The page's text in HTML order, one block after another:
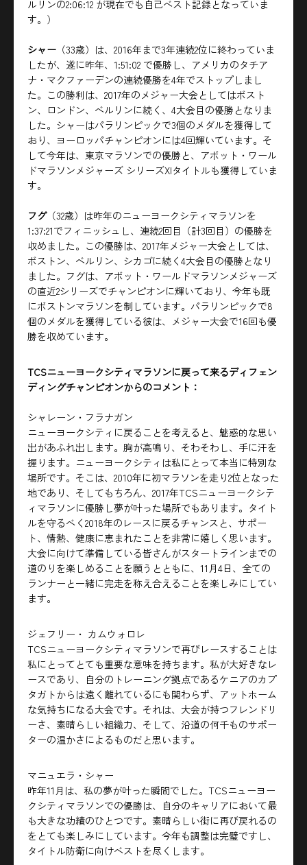
ルリンの2:06:12 が現在でも自己ベスト記録となっていま
す。）
シャー （33歳）は、2016年まで3年連続2位に終わっていま
したが、遂に昨年、1:51:02 で優勝し、アメリカのタチア
ナ・マクファーデンの連続優勝を4年でストップしまし
た。この勝利は、2017年のメジャー大会としてはボスト
ン、ロンドン、ベルリンに続く、4大会目の優勝となりま
した。シャーはパラリンピックで3個のメダルを獲得して
おり、ヨーロッパチャンピオンには4回輝いています。そ
して今年は、東京マラソンでの優勝と、アボット・ワール
ドマラソンメジャーズ シリーズXIタイトルも獲得していま
す。
フグ（32歳）は昨年のニューヨークシティマラソンを
1:37:21でフィニッシュし、連続2回目（計3回目）の優勝を
収めました。この優勝は、2017年メジャー大会としては、
ボストン、ベルリン、シカゴに続く4大会目の優勝となり
ました。フグは、アボット・ワールドマラソンメジャーズ
の直近2シリーズでチャンピオンに輝いており、今年も既
にボストンマラソンを制しています。パラリンピックで8
個のメダルを獲得している彼は、メジャー大会で16回も優
勝を収めています。
TCSニューヨークシティマラソンに戻って来るディフェン
ディングチャンピオンからのコメント：
シャレーン・フラナガン
ニューヨークシティに戻ることを考えると、魅惑的な思い
出があふれ出します。胸が高鳴り、そわそわし、手に汗を
握ります。ニューヨークシティは私にとって本当に特別な
場所です。そこは、2010年に初マラソンを走り2位となった
地であり、そしてもちろん、2017年TCSニューヨークシテ
ィマラソンに優勝し夢が叶った場所でもあります。タイト
ルを守るべく2018年のレースに戻るチャンスと、サポー
ト、情熱、健康に恵まれたことを非常に嬉しく思います。
大会に向けて準備している皆さんがスタートラインまでの
道のりを楽しめることを願うとともに、11月4日、全ての
ランナーと一緒に完走を称え合えることを楽しみにしてい
ます。
ジェフリー・ カムウォロレ
TCSニューヨークシティマラソンで再びレースすることは
私にとってとても重要な意味を持ちます。私が大好きなレ
ースであり、自分のトレーニング拠点であるケニアのカプ
タガトからは遠く離れているにも関わらず、アットホーム
な気持ちになる大会です。それは、大会が持つフレンドリ
ーさ、素晴らしい組織力、そして、沿道の何千ものサポー
ターの温かさによるものだと思います。
マニュエラ・シャー
昨年11月は、私の夢が叶った瞬間でした。TCSニューヨー
クシティマラソンでの優勝は、自分のキャリアにおいて最
も大きな功績のひとつです。素晴らしい街に再び戻れるの
をとても楽しみにしています。今年も調整は完璧ですし、
タイトル防衛に向けベストを尽くします。